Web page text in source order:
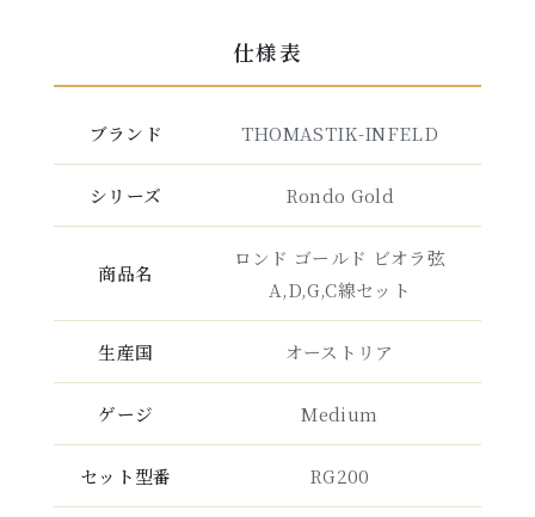
仕様表
ブランド THOMASTIK-INFELD
シリーズ Rondo Gold
商品名
ロンド ゴールド ビオラ弦
A,D,G,C線セット
生産国 オーストリア
ゲージ Medium
セット型番 RG200